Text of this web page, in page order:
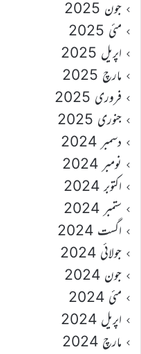
جون 2025
مئی 2025
اپریل 2025
مارچ 2025
فروری 2025
جنوری 2025
دسمبر 2024
نومبر 2024
اکتوبر 2024
ستمبر 2024
اگست 2024
جولائی 2024
جون 2024
مئی 2024
اپریل 2024
مارچ 2024